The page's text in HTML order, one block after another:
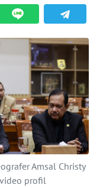
Amsal Christy
profil